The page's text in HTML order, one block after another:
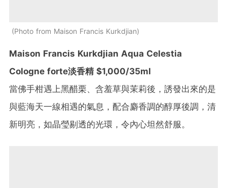
Photo from Maison Francis Kurkdjian
Maison Francis Kurkdjian Aqua Celestia
Cologne forte淡香精 $1,000/35ml
當佛手柑遇上黑醋栗、含羞草與茉莉後，誘發出來的是
與藍海天一線相遇的氣息，配合麝香調的醇厚後調，清
新明亮，如晶瑩剔透的光環，令內心坦然舒服。